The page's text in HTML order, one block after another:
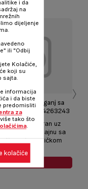
Duboki tiganj sa
24cm C4263243
tiganj kreiran uz
pristup dizajnu sa
keramičkom
POGLEDAJ JOŠ
›
i da
na
dijeljenje
ili "Odbij
Kolačiće,
koji su
sajta.
informacija
i da biste
predomisliti
za
tako što
.
kolačiće